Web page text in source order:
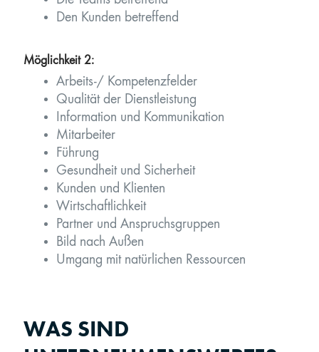
Den Kunden betreffend
Möglichkeit 2:
Arbeits-/ Kompetenzfelder
Qualität der Dienstleistung
Information und Kommunikation
Mitarbeiter
Führung
Gesundheit und Sicherheit
Kunden und Klienten
Wirtschaftlichkeit
Partner und Anspruchsgruppen
Bild nach Außen
Umgang mit natürlichen Ressourcen
WAS SIND